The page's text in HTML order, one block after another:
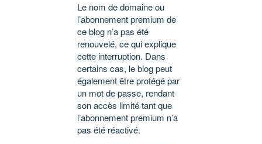
Le nom de domaine ou
l’abonnement premium de
ce blog n’a pas été
renouvelé, ce qui explique
cette interruption. Dans
certains cas, le blog peut
également être protégé par
un mot de passe, rendant
son accès limité tant que
l’abonnement premium n’a
pas été réactivé.